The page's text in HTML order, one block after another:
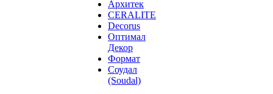
Архитек
CERALITE
Decorus
Оптимал
Декор
Формат
Соудал
(Soudal)